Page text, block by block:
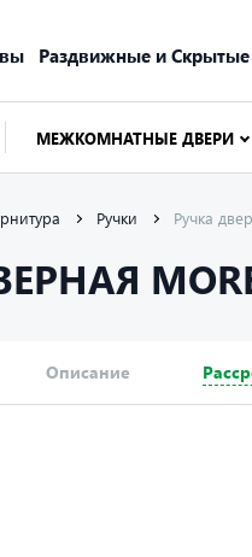
Раздвижные и Скрытые
МЕЖКОМНАТНЫЕ ДВЕРИ
Ручки Ручка
Описание